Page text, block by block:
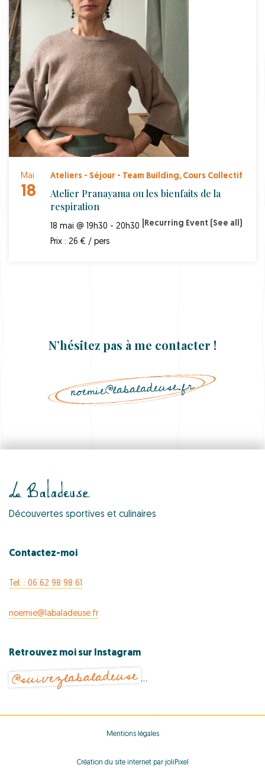
Mai
18
Ateliers - Séjour - Team Building, Cours Collectif
Atelier Pranayama ou les bienfaits de la
respiration
18 mai @ 19h30 - 20h30 Recurring Event (See all)
Prix : 26 € / pers
N’hésitez pas à me contacter !
noemie@labaladeuse.fr
Découvertes sportives et culinaires
Contactez-moi
Tel. : 06 62 98 98 61
noemie@labaladeuse.fr
Retrouvez moi sur Instagram
@suivezlabaladeuse …
Mentions légales
Création du site internet par joliPixel